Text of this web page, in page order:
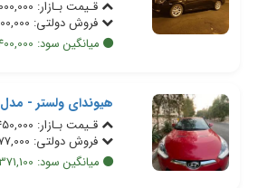
قـیمت بـازار: 2,300,000,000 ت
فروش دولتی: 1,518,000,000 ت
میانگین سود: 547,400,000 ت
هیوندای ولستر - مدل 1394
قـیمت بـازار: 1,728,450,000 ت
فروش دولتی: 1,140,777,000 ت
میانگین سود: 411,371,100 ت